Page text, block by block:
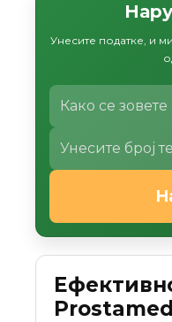
Унесите податке, и